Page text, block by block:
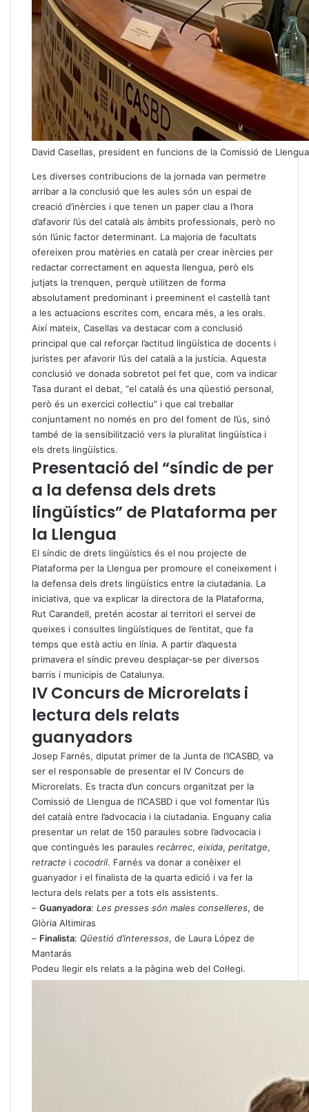
David Casellas, president en funcions de la Comissió de
Les diverses contribucions de la jornada van permetre
arribar a la conclusió que les aules són un espai de
creació d’inèrcies i que tenen un paper clau a l’hora
d’afavorir l’ús del català als àmbits professionals, però no
són l’únic factor determinant. La majoria de facultats
ofereixen prou matèries en català per crear inèrcies per
redactar correctament en aquesta llengua, però els
jutjats la trenquen, perquè utilitzen de forma
absolutament predominant i preeminent el castellà tant
a les actuacions escrites com, encara més, a les orals.
Així mateix, Casellas va destacar com a conclusió
principal que cal reforçar l’actitud lingüística de docents i
juristes per afavorir l’ús del català a la justícia. Aquesta
conclusió ve donada sobretot pel fet que, com va indicar
Tasa durant el debat, “el català és una qüestió personal,
però és un exercici col·lectiu” i que cal treballar
conjuntament no només en pro del foment de l’ús, sinó
també de la sensibilització vers la pluralitat lingüística i
els drets lingüístics.
Presentació del “síndic de per
a la defensa dels drets
lingüístics” de Plataforma per
la Llengua
El síndic de drets lingüístics és el nou projecte de
Plataforma per la Llengua per promoure el coneixement i
la defensa dels drets lingüístics entre la ciutadania. La
iniciativa, que va explicar la directora de la Plataforma,
Rut Carandell, pretén acostar al territori el servei de
queixes i consultes lingüístiques de l’entitat, que fa
temps que està actiu en línia. A partir d’aquesta
primavera el síndic preveu desplaçar-se per diversos
barris i municipis de Catalunya.
IV Concurs de Microrelats i
lectura dels relats
guanyadors
Josep Farnés, diputat primer de la Junta de l’ICASBD, va
ser el responsable de presentar el IV Concurs de
Microrelats. Es tracta d’un concurs organitzat per la
Comissió de Llengua de l’ICASBD i que vol fomentar l’ús
del català entre l’advocacia i la ciutadania. Enguany calia
presentar un relat de 150 paraules sobre l’advocacia i
que contingués les paraules recàrrec, eixida, peritatge,
retracte i cocodril. Farnés va donar a conèixer el
guanyador i el finalista de la quarta edició i va fer la
lectura dels relats per a tots els assistents.
– Guanyadora: Les presses són males conselleres, de
Glòria Altimiras
– Finalista: Qüestió d’interessos, de Laura López de
Mantarás
Podeu llegir els relats a la pàgina web del Col·legi.